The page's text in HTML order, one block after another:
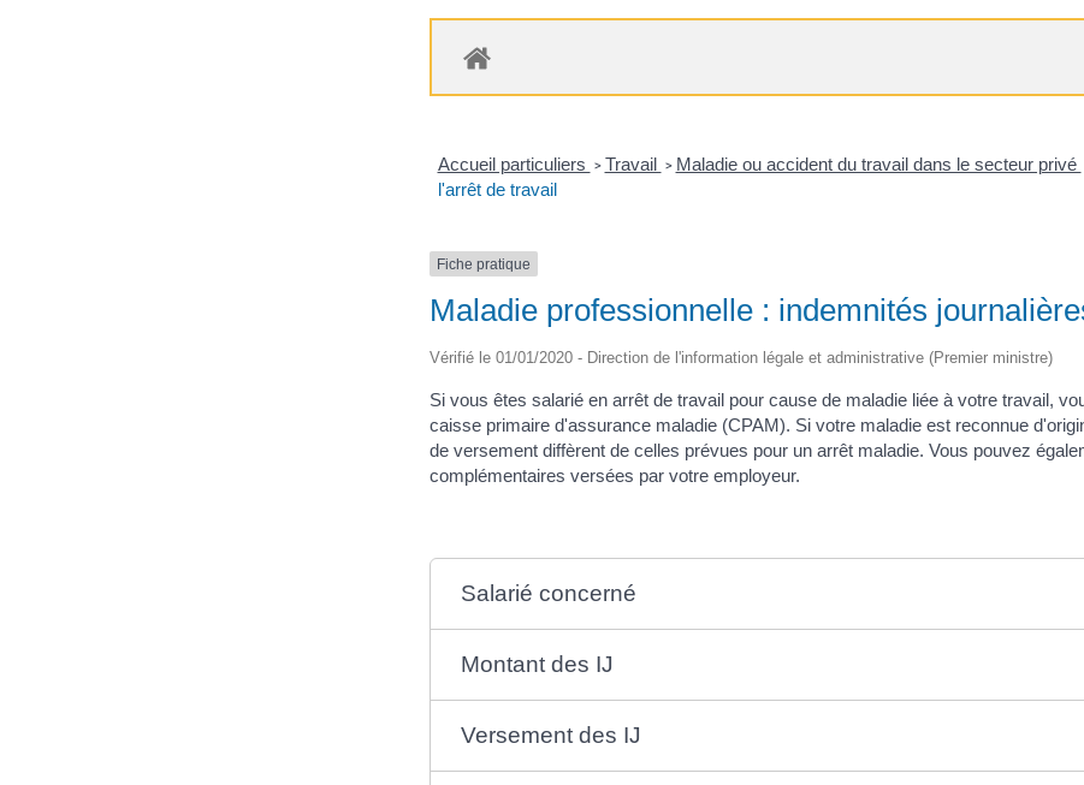
Accueil particuliers > Travail > Maladie ou accident du travail dans le secteur privé
l'arrêt de travail
Fiche pratique
Maladie professionnelle : indemnités
Vérifié le 01/01/2020 - Direction de l'information légale et administrative (Premier ministre)
Si vous êtes salarié en arrêt de travail pour cause de maladie liée à votre travail,
caisse primaire d'assurance maladie (CPAM). Si votre maladie est reconnue
de versement diffèrent de celles prévues pour un arrêt maladie. Vous pouvez
complémentaires versées par votre employeur.
Salarié concerné
Montant des IJ
Versement des IJ